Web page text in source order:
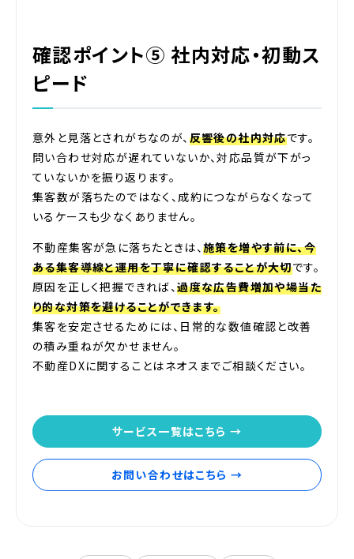
確認ポイント⑤ 社内対応・初動ス
ピード
意外と見落とされがちなのが、 反響後の社内対応です。
問い合わせ対応が遅れていないか、対応品質が下がっ
ていないかを振り返ります。
集客数が落ちたのではなく、成約につながらなくなって
いるケースも少なくありません。
不動産集客が急に落ちたときは、施策を増やす前に、今
ある集客導線と運用を丁寧に確認することが大切です。
原因を正しく把握できれば、過度な広告費増加や場当た
り的な対策を避けることができます。
集客を安定させるためには、日常的な数値確認と改善
の積み重ねが欠かせません。
不動産DXに関することはネオスまでご相談ください。
サービス一覧はこちら →
お問い合わせはこちら →